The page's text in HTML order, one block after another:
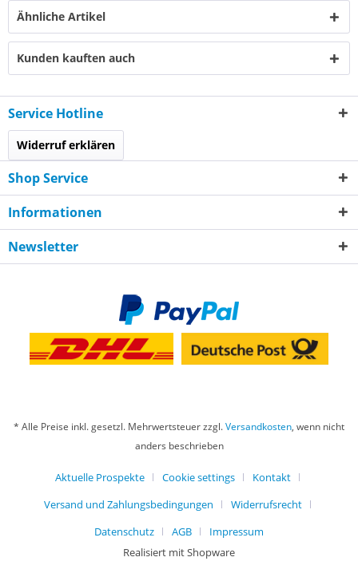
Ähnliche Artikel
Kunden kauften auch
Service Hotline
Widerruf erklären
Shop Service
Informationen
Newsletter
* Alle Preise inkl. gesetzl. Mehrwertsteuer zzgl.Versandkosten, wenn nicht
anders beschrieben
Aktuelle Prospekte Cookie settings
Kontakt
Versand und Zahlungsbedingungen
Widerrufsrecht
Datenschutz
AGB
Impressum
Realisiert mit Shopware